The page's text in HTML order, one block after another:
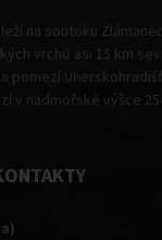
na soutoku
vrchů asi 15 km
pomezí
v nadmořské výšce